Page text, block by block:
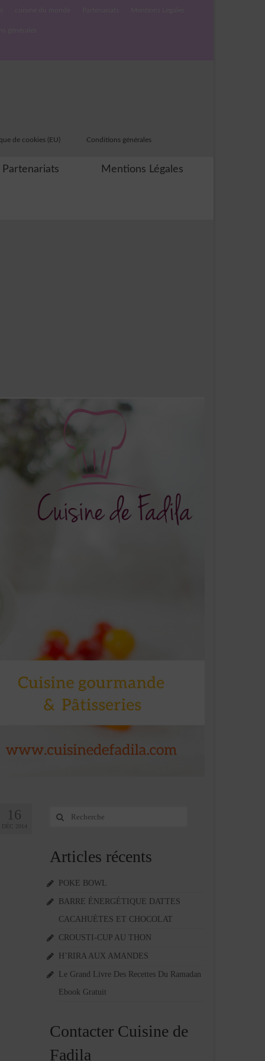
de cookies (EU) Conditions générales
Partenariats Mentions Légales
16
DÉC 2014
Rechercher
Articles récents
POKE BOWL
BARRE ÉNERGÉTIQUE DATTES
CACAHUÈTES ET CHOCOLAT
CROUSTI-CUP AU THON
H’RIRA AUX AMANDES
Le Grand Livre Des Recettes Du Ramadan
Ebook Gratuit
Contacter Cuisine de
Fadila